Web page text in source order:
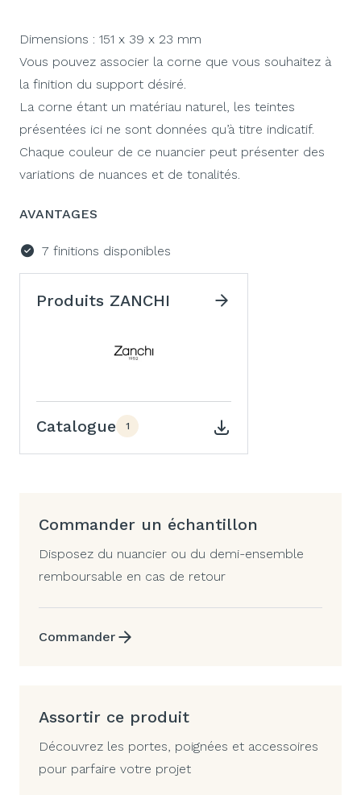
Dimensions : 151 x 39 x 23 mm
Vous pouvez associer la corne que vous souhaitez à
la finition du support désiré.
La corne étant un matériau naturel, les teintes
présentées ici ne sont données qu’à titre indicatif.
Chaque couleur de ce nuancier peut présenter des
variations de nuances et de tonalités.
AVANTAGES
7 finitions disponibles
Produits ZANCHI
Catalogue 1
Commander un échantillon
Disposez du nuancier ou du demi-ensemble
remboursable en cas de retour
Commander
Assortir ce produit
Découvrez les portes, poignées et accessoires
pour parfaire votre projet